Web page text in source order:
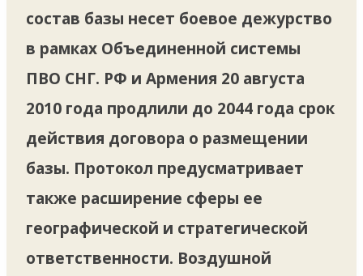
состав базы несет боевое дежурство
в рамках Объединенной системы
ПВО СНГ. РФ и Армения 20 августа
2010 года продлили до 2044 года срок
действия договора о размещении
базы. Протокол предусматривает
также расширение сферы ее
географической и стратегической
ответственности. Воздушной